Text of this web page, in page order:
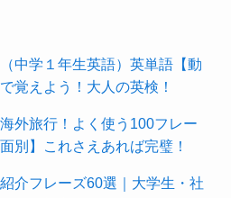
中学１年生英語）英単語【動
覚えよう！大人の英検！
外旅行！よく使う100フレー
別】これさえあれば完璧！
介フレーズ60選｜大学生・社